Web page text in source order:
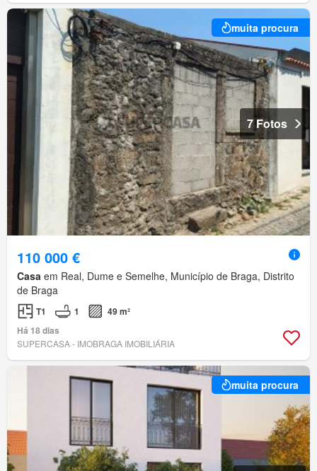
muita procura
7 Fotos
110 000 €
Casa em Real, Dume e Semelhe, Município de Braga, Distrito
de Braga
T1 1
49 m²
Há 18 dias
SUPERCASA - IMOBRAGA IMOBILIÁRIA
muita procura